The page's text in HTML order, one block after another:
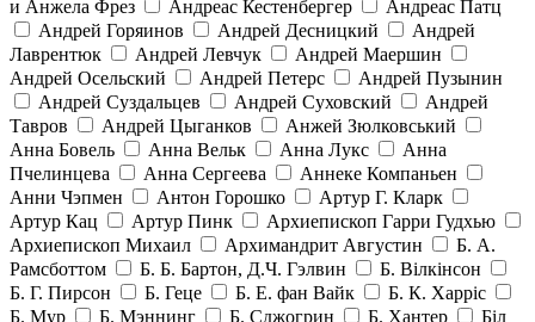
и Анжела Фрез
Андреас Кестенбергер
Андреас Патц
Андрей Горяинов
Андрей Десницкий
Андрей
Лаврентюк
Андрей Левчук
Андрей Маершин
Андрей Осельский
Андрей Петерс
Андрей Пузынин
Андрей Суздальцев
Андрей Суховский
Андрей
Тавров
Андрей Цыганков
Анжей Зюлковський
Анна Бовель
Анна Вельк Анна Лукс
Анна
Пчелинцева
Анна Сергеева
Аннеке Компаньен
Анни Чэпмен
Антон Горошко
Артур Г. Кларк
Артур Кац
Артур Пинк
Архиепископ Гарри Гудхью
Архиепископ Михаил
Архимандрит Августин
Б. А.
Рамсботтом
Б. Б. Бартон, Д.Ч. Гэлвин
Б. Вілкінсон
Б. Г. Пирсон
Б. Геце Б. Е. фан Вайк
Б. К. Харріс
Б. Мур
Б. Мэннинг Б. Сджогрин Б. Хантер
Біл